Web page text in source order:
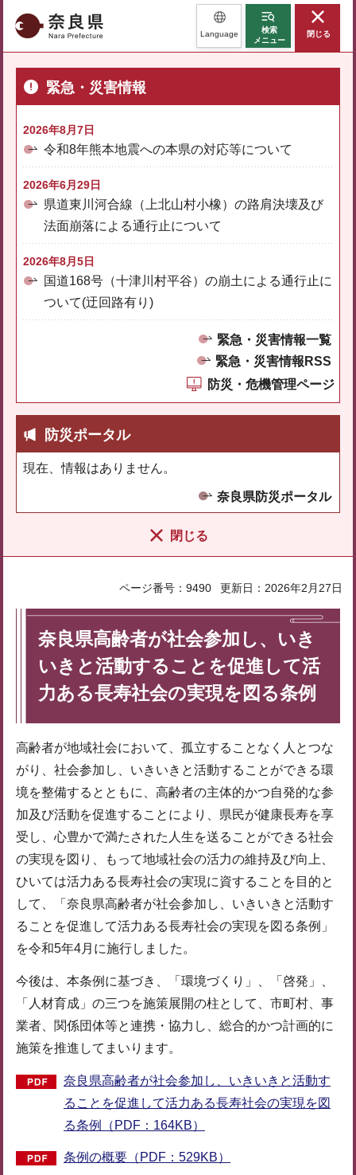
奈良県 Language
検索
メニュー
閉じる
緊急・災害情報
2026年8月7日
令和8年熊本地震への本県の対応等について
2026年6月29日
県道東川河合線（上北山村小橡）の路肩決壊及び
法面崩落による通行止について
2026年8月5日
国道168号（十津川村平谷）の崩土による通行止に
ついて(迂回路有り)
緊急・災害情報一覧
緊急・災害情報RSS
防災・危機管理ページ
防災ポータル
現在、情報はありません。
奈良県防災ポータル
閉じる
ページ番号：9490 更新日：2026年2月27日
奈良県高齢者が社会参加し、いき
いきと活動することを促進して活
力ある長寿社会の実現を図る条例
高齢者が地域社会において、孤立することなく人とつな
がり、社会参加し、いきいきと活動することができる環
境を整備するとともに、高齢者の主体的かつ自発的な参
加及び活動を促進することにより、県民が健康長寿を享
受し、心豊かで満たされた人生を送ることができる社会
の実現を図り、もって地域社会の活力の維持及び向上、
ひいては活力ある長寿社会の実現に資することを目的と
して、「奈良県高齢者が社会参加し、いきいきと活動す
ることを促進して活力ある長寿社会の実現を図る条例」
を令和5年4月に施行しました。
今後は、本条例に基づき、「環境づくり」、「啓発」、
「人材育成」の三つを施策展開の柱として、市町村、事
業者、関係団体等と連携・協力し、総合的かつ計画的に
施策を推進してまいります。
奈良県高齢者が社会参加し、いきいきと活動す
ることを促進して活力ある長寿社会の実現を図
る条例（PDF：164KB）
条例の概要（PDF：529KB）